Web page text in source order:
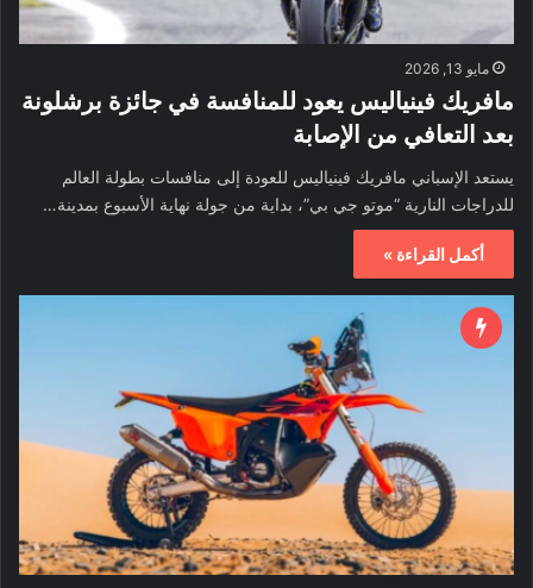
مايو 13, 2026
مافريك فينياليس يعود للمنافسة في جائزة برشلونة
بعد التعافي من الإصابة
يستعد الإسباني مافريك فينياليس للعودة إلى منافسات بطولة العالم
للدراجات النارية “موتو جي بي”، بداية من جولة نهاية الأسبوع بمدينة…
أكمل القراءة »